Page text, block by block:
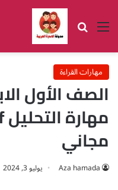
القائمة بحث عن
مهارات القراءة
الصف الأول
مجاني
Aza hamada يوليو 3, 2024